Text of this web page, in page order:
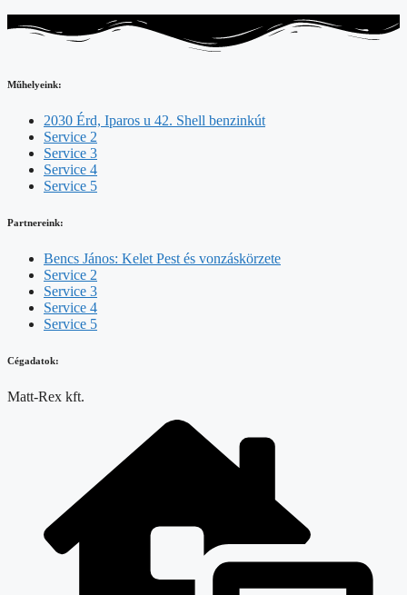
Műhelyeink:
2030 Érd, Iparos u 42. Shell benzinkút
Service 2
Service 3
Service 4
Service 5
Partnereink:
Bencs János: Kelet Pest és vonzáskörzete
Service 2
Service 3
Service 4
Service 5
Cégadatok:
Matt-Rex kft.